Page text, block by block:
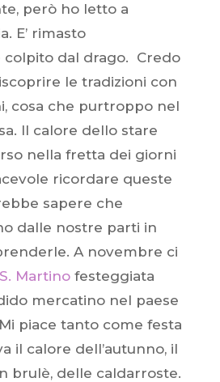
però ho letto a
E’ rimasto
colpito dal drago. Credo
le tradizioni con
cosa che purtroppo nel
Il calore dello stare
nella fretta dei giorni
ricordare queste
sapere che
dalle nostre parti in
A novembre ci
S. Martinofesteggiata
mercatino nel paese
piace tanto come festa
il calore dell’autunno, il
brulè, delle caldarroste.